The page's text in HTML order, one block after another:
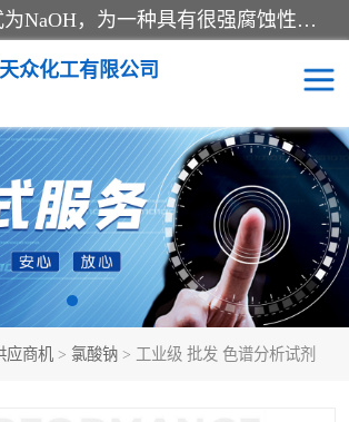
氢氧化钠化学式为NaOH，为一种具有很强腐蚀性的强碱，一般为片状或颗粒形态，易溶于水(溶于水时放热)并形成碱性溶液，另有潮解性，易吸取空气中的水蒸气(潮解)和(变质)。NaOH是化学实验室其中一种必备的化学品，亦为常见的化工品之一。纯品是无色透明的晶体。密度2.130g/cm3。熔点318.4℃。沸点1390℃。工业品含有少量的氯化和碳酸，是白色不透明的晶体。
众化工有限公司
应商机 > 氯酸钠 > 工业级 批发 色谱分析试剂
氢氧化钠
硫代硫酸钠
醋酸钠
焦磷酸二氢二钠